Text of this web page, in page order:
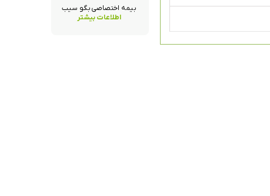
بیمه اختصاصی بگو سیب
اطلاعات بیشتر